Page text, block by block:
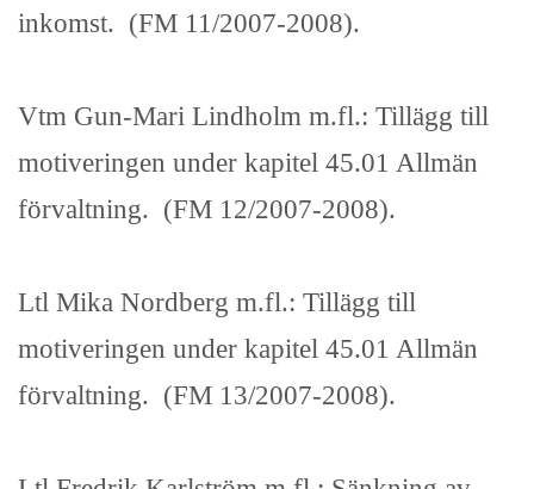
inkomst. (FM 11/2007-2008).
Vtm Gun-Mari Lindholm m.fl.: Tillägg till
motiveringen under kapitel 45.01 Allmän
förvaltning. (FM 12/2007-2008).
Ltl Mika Nordberg m.fl.: Tillägg till
motiveringen under kapitel 45.01 Allmän
förvaltning. (FM 13/2007-2008).